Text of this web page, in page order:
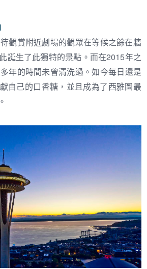
觀賞附近劇場的觀眾在等候之餘在牆
誕生了此獨特的景點。而在2015年之
多年的時間未曾清洗過。如今每日還是
自己的口香糖，並且成為了西雅圖最